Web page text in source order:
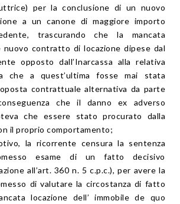
per la conclusione di un nuovo
a un canone di maggiore importo
trascurando che la mancata
nuovo contratto di locazione dipese dal
opposto dall’Inarcassa alla relativa
che a quest’ultima fosse mai stata
contrattuale alternativa da parte
che il danno ex adverso
che essere stato procurato dalla
il proprio comportamento;
la ricorrente censura la sentenza
esame di un fatto decisivo
all’art. 360 n. 5 c.p.c.), per avere la
di valutare la circostanza di fatto
locazione dell’ immobile de quo